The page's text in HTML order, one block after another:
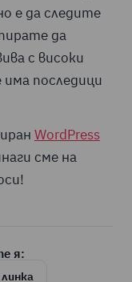
е да следите
да
с високи
последици
WordPress
сме на
я: